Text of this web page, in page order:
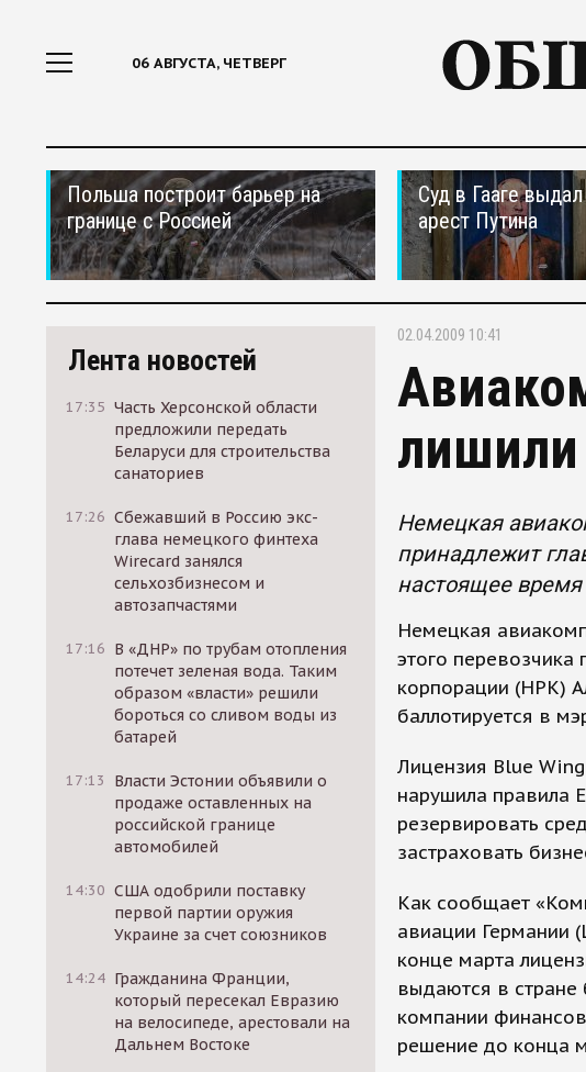
06 АВГУСТА, ЧЕТВЕРГ
Польша построит барьер на
границе с Россией
Суд в Гааге
арест Путина
Лента новостей
17:35 Часть Херсонской области
предложили передать
Беларуси для строительства
санаториев
17:26 Сбежавший в Россию экс-
глава немецкого финтеха
Wirecard занялся
сельхозбизнесом и
автозапчастями
17:16 В «ДНР» по трубам отопления
потечет зеленая вода. Таким
образом «власти» решили
бороться со сливом воды из
батарей
17:13
Власти Эстонии объявили о
продаже оставленных на
российской границе
автомобилей
14:30 США одобрили поставку
первой партии оружия
Украине за счет союзников
14:24 Гражданина Франции,
который пересекал Евразию
на велосипеде, арестовали на
Дальнем Востоке
02.04.2009 10:41
лишили
Немецкая
принадлежит
настоящее время
Немецкая
этого
корпорации (НРК)
баллотируется в
Лицензия Blue
нарушила правила
резервировать
застраховать
Как сообщает
авиации Германии
конце марта
выдаются в стране
компании
решение до конца